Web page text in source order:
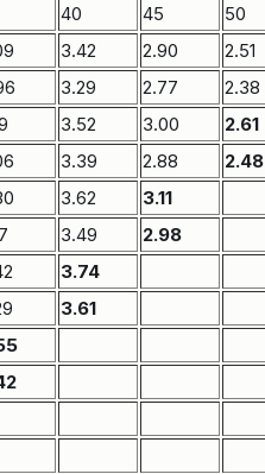
40 45 50
3.42 2.90 2.51
3.29 2.77 2.38
3.52 3.00
2.61
3.39 2.88 2.48
3.62
3.11
3.49 2.98
3.74
3.61